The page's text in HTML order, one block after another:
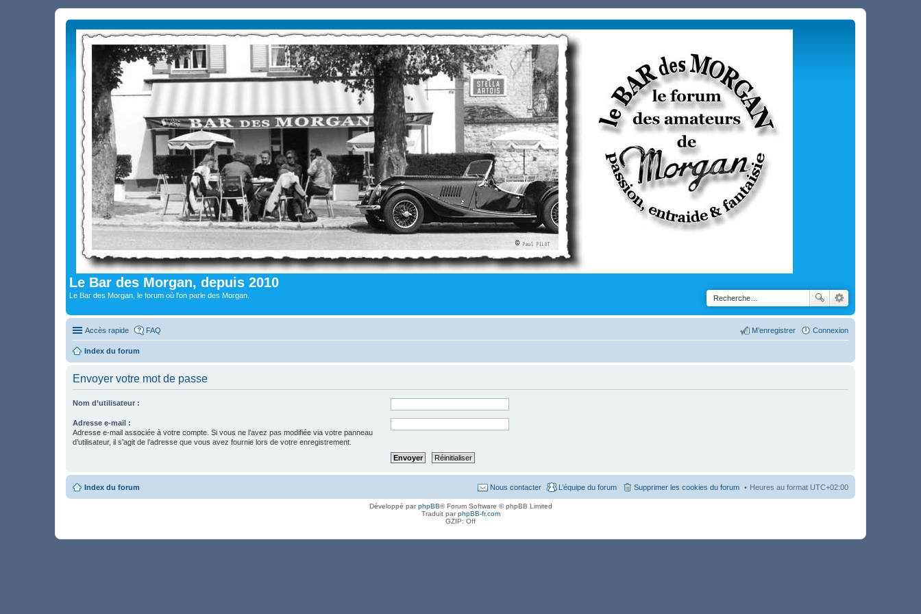
Le Bar des Morgan, depuis 2010
Le Bar des Morgan, le forum où l'on parle des Morgan.
Accès rapide FAQ Connexion
M’enregistrer
Index du forum
Envoyer votre mot de passe
Nom d’utilisateur :
Adresse e-mail :
Adresse e-mail associée à votre compte. Si vous ne l’avez pas modifiée via votre panneau
d’utilisateur, il s’agit de l’adresse que vous avez fournie lors de votre enregistrement.
Index du forum Heures au format UTC+02:00
Supprimer les cookies du forum
L’équipe du forum
Nous contacter
Développé parphpBB® Forum Software © phpBB Limited
Traduit parphpBB-fr.com
GZIP: Off